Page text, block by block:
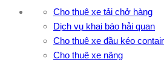
Cho thuê xe tải chở hàng
Dịch vụ khai báo hải quan
Cho thuê xe đầu kéo
Cho thuê xe nâng